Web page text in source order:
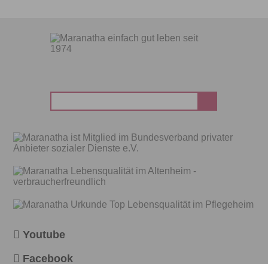
Suchen
Youtube
Facebook